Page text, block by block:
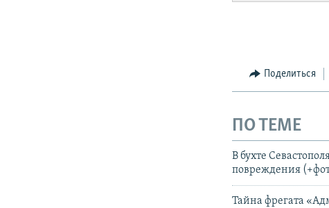
Поделиться
ПО ТЕМЕ
В бухте
повреждения
Тайна фрегата